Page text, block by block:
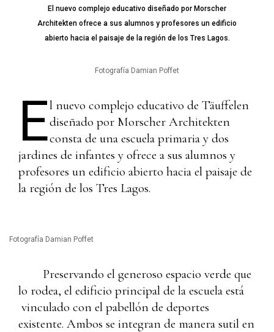
El nuevo complejo educativo diseñado por Morscher
Architekten ofrece a sus alumnos y profesores un edificio
abierto hacia el paisaje de la región de los Tres Lagos.
Fotografía Damian Poffet
El nuevo complejo educativo de Täuffelen
diseñado por Morscher Architekten
consta de una escuela primaria y dos
jardines de infantes y ofrece a sus alumnos y
profesores un edificio abierto hacia el paisaje de
la región de los Tres Lagos.
Fotografía Damian Poffet
Preservando el generoso espacio verde que
lo rodea, el edificio principal de la escuela está
vinculado con el pabellón de deportes
existente. Ambos se integran de manera sutil en